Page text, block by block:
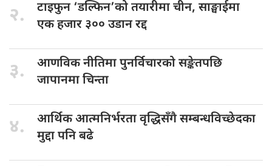
२. टाइफुन ‘डल्फिन’कोतयारीमा चीन, साङ्घाईमा
एक हजार ३०० उडान रद्द
३. आणविक नीतिमापुनर्विचारको सङ्केतपछि
जापानमा चिन्ता
४. आर्थिक आत्मनिर्भरतावृद्धिसँगै सम्बन्धविच्छेदका
मुद्दा पनि बढे